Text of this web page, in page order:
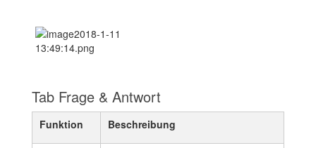
Tab Frage & Antwort
Funktion Beschreibung